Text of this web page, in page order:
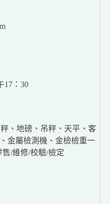
17：30
、地磅、吊秤、天平、客
金屬檢測機、金檢檢重一
/維修/校驗/檢定